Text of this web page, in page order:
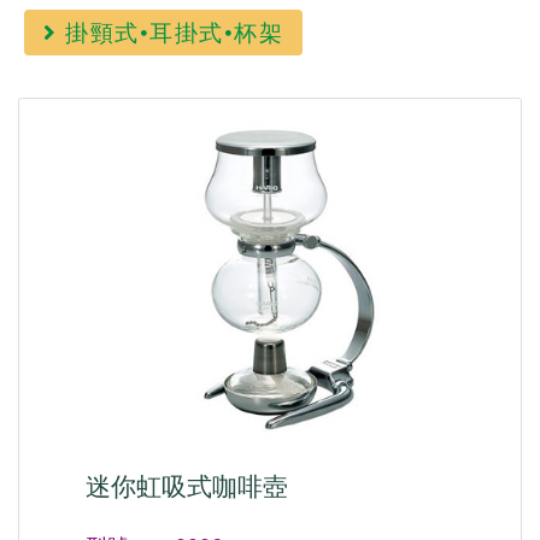
掛頸式•耳掛式•杯架
迷你虹吸式咖啡壺